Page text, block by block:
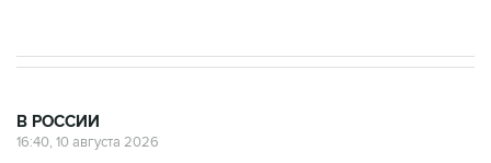
В РОССИИ
16:40, 10 августа 2026